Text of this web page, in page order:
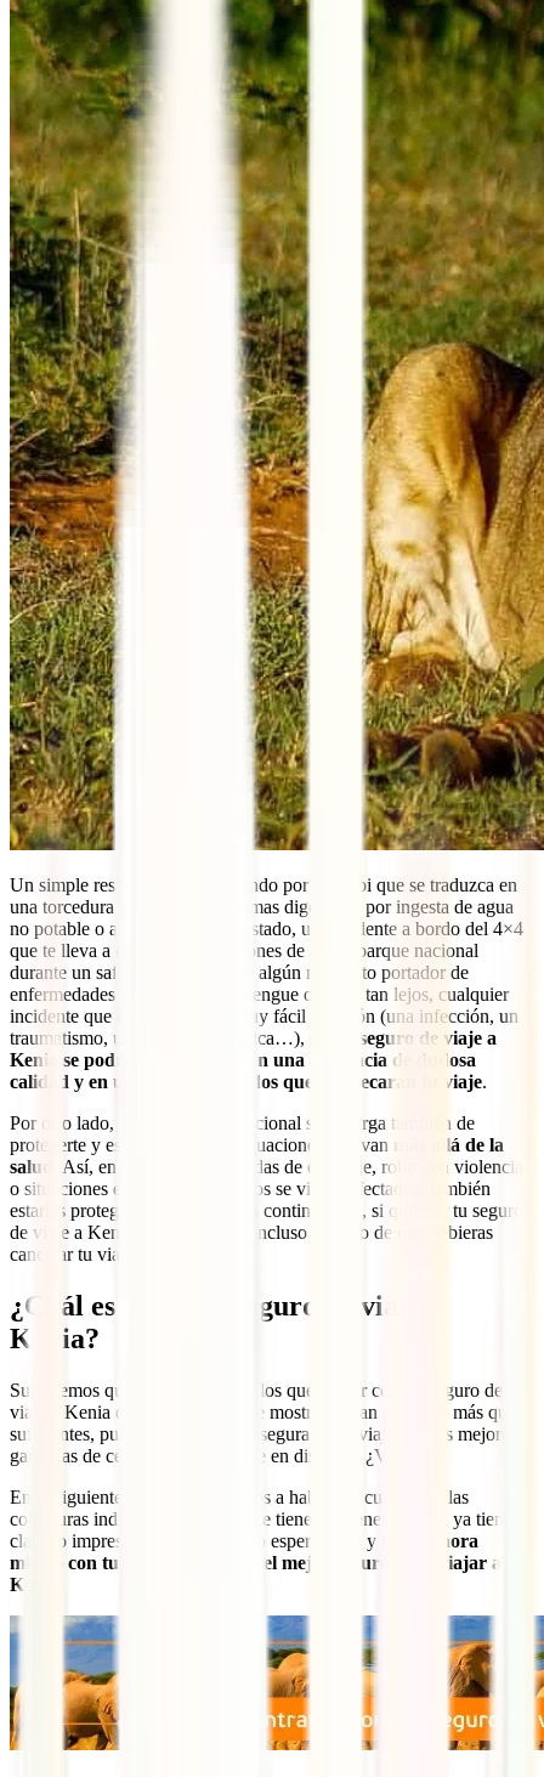
Un simple resbalón tonto paseando por Nairobi que se traduzca en
una torcedura de tobillo, problemas digestivos por ingesta de agua
no potable o alimentos en mal estado, un accidente a bordo del 4×4
que te lleva a descubrir los rincones de algún parque nacional
durante un safari, la picadura de algún mosquito portador de
enfermedades como malaria o dengue o, sin ir tan lejos, cualquier
incidente que en casa tendría muy fácil solución (una infección, un
traumatismo, una reacción alérgica…),
sin tu seguro de viaje a
Kenia se podría transformar en una asistencia de dudosa
calidad y en unos costes elevados que hipotecaran tu viaje.
Por otro lado, una póliza internacional se encarga también de
protegerte y estar a tu lado en situaciones que van más allá de la
salud
. Así, en casos como pérdidas de equipaje, robo con violencia
o situaciones en las que tus vuelos se vieran afectados, también
estarías protegido. Como verás a continuación, si quieres, tu seguro
de viaje a Kenia puede cubrirte incluso en caso de que debieras
cancelar tu viaje.
¿Cuál es el mejor seguro de viaje a
Kenia?
Suponemos que los motivos por los que contar con un seguro de
viaje a Kenia que te acabamos de mostrar te han parecido más que
suficientes, pues es la forma de asegurarte un viaje con las mejores
garantías de centrarse únicamente en disfrutar. ¿Verdad?
En el siguiente apartado de vamos a hablar de cuáles son las
coberturas indispensables que este tiene que tener pero, si ya tienes
claro lo imprescindible que es, no esperes más y
hazte ahora
mismo con tu IATI Mochilero, el mejor seguro para viajar a
Kenia